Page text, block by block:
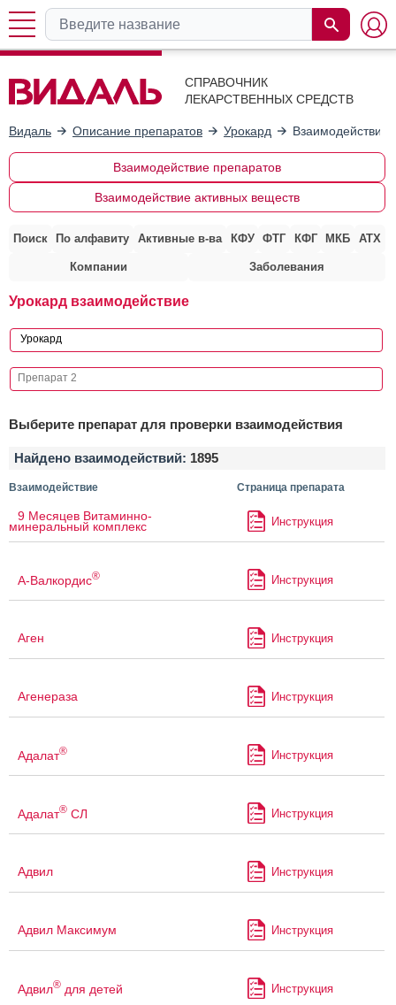
СПРАВОЧНИК
ЛЕКАРСТВЕННЫХ СРЕДСТВ
Видаль Описание препаратов Урокард Взаимодействие
Взаимодействие препаратов
Взаимодействие активных веществ
Поиск По алфавиту Активные в-ва КФУ ФТГ КФГ МКБ АТХ
Компании Заболевания
Урокард взаимодействие
Выберите препарат для проверки взаимодействия
Найдено взаимодействий: 1895
Взаимодействие Страница препарата
9 Месяцев Витаминно-
минеральный комплекс Инструкция
А-Валкордис® Инструкция
Аген Инструкция
Агенераза Инструкция
Адалат® Инструкция
Адалат® СЛ Инструкция
Адвил Инструкция
Адвил Максимум Инструкция
Адвил® для детей Инструкция